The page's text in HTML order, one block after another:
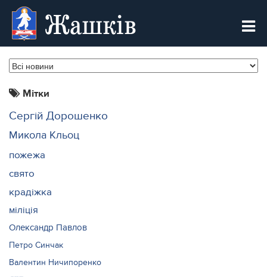
Жашків
Мітки
Сергій Дорошенко
Микола Кльоц
пожежа
свято
крадіжка
міліція
Олександр Павлов
Петро Синчак
Валентин Ничипоренко